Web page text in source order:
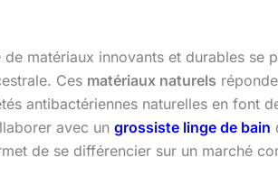
matériaux innovants et durables
Ces matériaux naturels
antibactériennes naturelles en font
avec un grossiste linge de bain
de se différencier sur un marché